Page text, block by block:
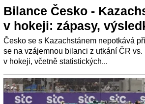
Bilance Česko -
v hokeji: zápasy,
Česko se s Kazachstánem nepotkává
se na vzájemnou bilanci z utkání ČR vs.
v hokeji, včetně statistických...